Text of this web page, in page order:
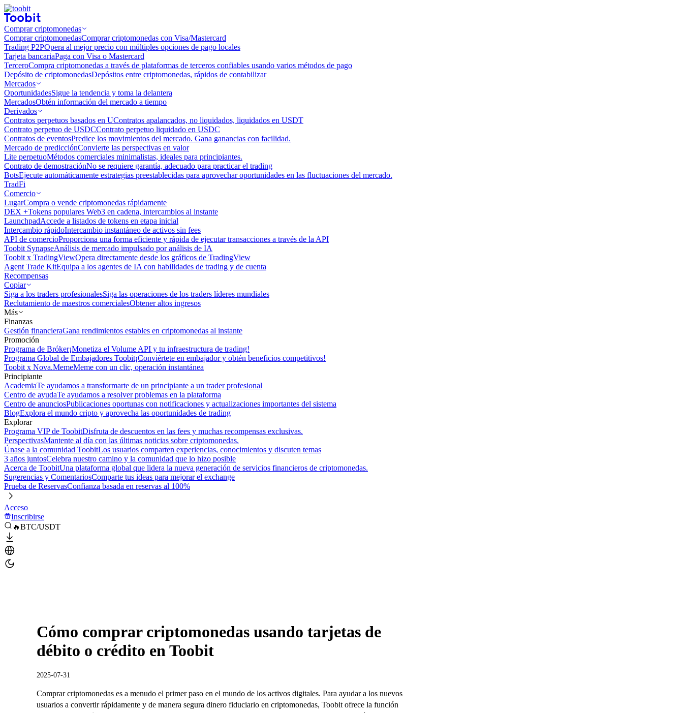
Comprar criptomonedas
Comprar criptomonedasComprar criptomonedas con Visa/Mastercard
Trading P2POpera al mejor precio con múltiples opciones de pago locales
Tarjeta bancariaPaga con Visa o Mastercard
TerceroCompra criptomonedas a través de plataformas de terceros confiables usando varios métodos de pago
Depósito de criptomonedasDepósitos entre criptomonedas, rápidos de contabilizar
Mercados
OportunidadesSigue la tendencia y toma la delantera
MercadosObtén información del mercado a tiempo
Derivados
Contratos perpetuos basados ​​en UContratos apalancados, no liquidados, liquidados en USDT
Contrato perpetuo de USDCContrato perpetuo liquidado en USDC
Contratos de eventosPredice los movimientos del mercado. Gana ganancias con facilidad.
Mercado de predicciónConvierte las perspectivas en valor
Lite perpetuoMétodos comerciales minimalistas, ideales para principiantes.
Contrato de demostraciónNo se requiere garantía, adecuado para practicar el trading
BotsEjecute automáticamente estrategias preestablecidas para aprovechar oportunidades en las fluctuaciones del mercado.
TradFi
Comercio
LugarCompra o vende criptomonedas rápidamente
DEX +Tokens populares Web3 en cadena, intercambios al instante
LaunchpadAccede a listados de tokens en etapa inicial
Intercambio rápidoIntercambio instantáneo de activos sin fees
API de comercioProporciona una forma eficiente y rápida de ejecutar transacciones a través de la API
Toobit SynapseAnálisis de mercado impulsado por análisis de IA
Toobit x TradingViewOpera directamente desde los gráficos de TradingView
Agent Trade KitEquipa a los agentes de IA con habilidades de trading y de cuenta
Recompensas
Copiar
Siga a los traders profesionalesSiga las operaciones de los traders líderes mundiales
Reclutamiento de maestros comercialesObtener altos ingresos
Más
Finanzas
Gestión financieraGana rendimientos estables en criptomonedas al instante
Promoción
Programa de Bróker¡Monetiza el Volume API y tu infraestructura de trading!
Programa Global de Embajadores Toobit¡Conviértete en embajador y obtén beneficios competitivos!
Toobit x Nova.MemeMeme con un clic, operación instantánea
Principiante
AcademiaTe ayudamos a transformarte de un principiante a un trader profesional
Centro de ayudaTe ayudamos a resolver problemas en la plataforma
Centro de anunciosPublicaciones oportunas con notificaciones y actualizaciones importantes del sistema
BlogExplora el mundo cripto y aprovecha las oportunidades de trading
Explorar
Programa VIP de ToobitDisfruta de descuentos en las fees y muchas recompensas exclusivas.
PerspectivasMantente al día con las últimas noticias sobre criptomonedas.
Únase a la comunidad ToobitLos usuarios comparten experiencias, conocimientos y discuten temas
3 años juntosCelebra nuestro camino y la comunidad que lo hizo posible
Acerca de ToobitUna plataforma global que lidera la nueva generación de servicios financieros de criptomonedas.
Sugerencias y ComentariosComparte tus ideas para mejorar el exchange
Prueba de ReservasConfianza basada en reservas al 100%
Acceso
Inscribirse
🔥BTC/USDT
Cómo comprar criptomonedas usando tarjetas de
débito o crédito en Toobit
2025-07-31
Comprar criptomonedas es a menudo el primer paso en el mundo de los activos digitales. Para ayudar a los nuevos
usuarios a convertir rápidamente y de manera segura dinero fiduciario en criptomonedas, Toobit ofrece la función